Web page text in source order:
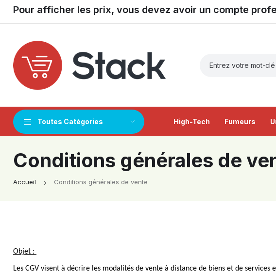
Pour afficher les prix, vous devez avoir un compte
Toutes Catégories High-Tech Fumeurs
Conditions générales de
Accueil Conditions générales de vente
Objet :
Les CGV visent à décrire les modalités de vente à distance de biens et de